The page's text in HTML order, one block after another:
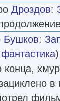
Дроздов:
Бушков:
в